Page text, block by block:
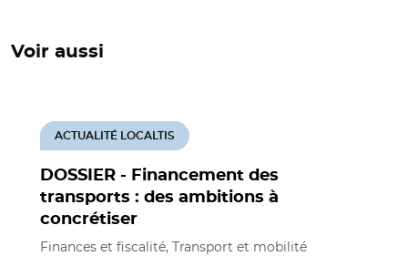
Voir aussi
DOSSIER - Financement des
transports : des ambitions à
concrétiser
ACTUALITÉ LOCALTIS
Finances et fiscalité, Transport et mobilité